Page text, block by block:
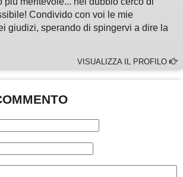
Condivido con voi le mie
giudizi, sperando di spingervi a dire la
VISUALIZZA IL PROFILO